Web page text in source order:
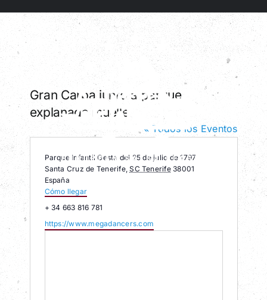
al
contenido
Inicio
Venta de Entradas
Reglamento
Prensa
Gran Carpa junto a parque
explanada muelle
« Todos los Eventos
Dirección
Parque Infantil Gesta del 25 de julio de 1797
Santa Cruz de Tenerife, SC Tenerife 38001
España
Cómo llegar
Teléfono
+ 34 663 816 781
Website
https://www.megadancers.com